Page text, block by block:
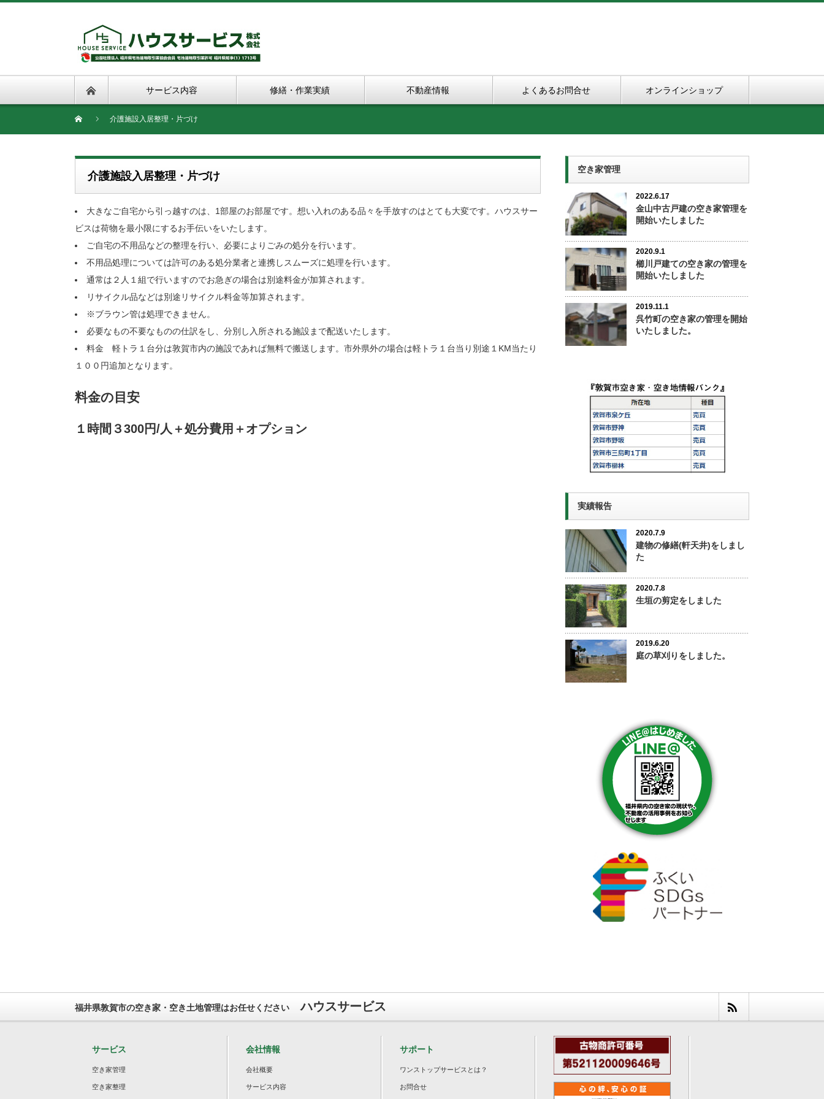
サービス内容 修繕・作業実績 不動産情報 よくあるお問合せ オンラインショップ
介護施設入居整理・片づけ
介護施設入居整理・片づけ
大きなご自宅から引っ越すのは、1部屋のお部屋です。想い入れのある品々を手放すのはとても大変です。ハウスサー
ビスは荷物を最小限にするお手伝いをいたします。
ご自宅の不用品などの整理を行い、必要によりごみの処分を行います。
不用品処理については許可のある処分業者と連携しスムーズに処理を行います。
通常は２人１組で行いますのでお急ぎの場合は別途料金が加算されます。
リサイクル品などは別途リサイクル料金等加算されます。
※ブラウン管は処理できません。
必要なもの不要なものの仕訳をし、分別し入所される施設まで配送いたします。
料金 軽トラ１台分は敦賀市内の施設であれば無料で搬送します。市外県外の場合は軽トラ１台当り別途１KM当たり
１００円追加となります。
料金の目安
１時間３300円/人＋処分費用＋オプション
空き家管理
2022.6.17
金山中古戸建の空き家管理を
開始いたしました
2020.9.1
櫛川戸建ての空き家の管理を
開始いたしました
2019.11.1
呉竹町の空き家の管理を開始
いたしました。
実績報告
2020.7.9
建物の修繕(軒天井)をしまし
た
2020.7.8
生垣の剪定をしました
2019.6.20
庭の草刈りをしました。
福井県敦賀市の空き家・空き土地管理はお任せください ハウスサービス
サービス
空き家管理
空き家整理
会社情報
会社概要
サービス内容
サポート
ワンストップサービスとは？
お問合せ